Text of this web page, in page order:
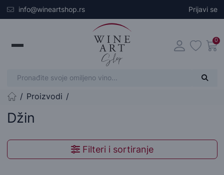
Skip to main content
info@wineartshop.rs Prijavi se
0
Početna stranica
Proizvodi
Džin
Filteri i sortiranje